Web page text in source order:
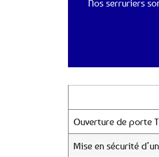
Nos serruriers
Ouverture de porte
Mise en sécurité